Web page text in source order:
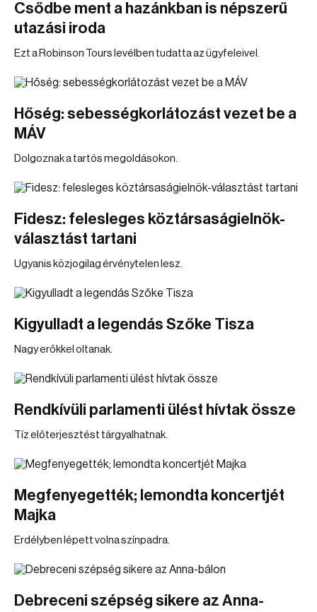
Csődbe ment a hazánkban is népszerű
utazási iroda
Ezt a Robinson Tours levélben tudatta az ügyfeleivel.
Hőség: sebességkorlátozást vezet be a
MÁV
Dolgoznak a tartós megoldásokon.
Fidesz: felesleges köztársaságielnök-
választást tartani
Ugyanis közjogilag érvénytelen lesz.
Kigyulladt a legendás Szőke Tisza
Nagy erőkkel oltanak.
Rendkívüli parlamenti ülést hívtak össze
Tíz előterjesztést tárgyalhatnak.
Megfenyegették; lemondta koncertjét
Majka
Erdélyben lépett volna színpadra.
Debreceni szépség sikere az Anna-